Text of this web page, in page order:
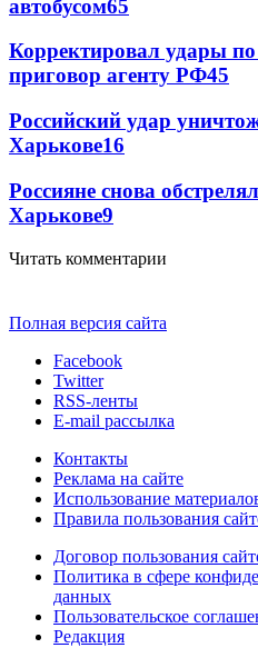
автобусом65
Корректировал удары
приговор агенту РФ45
Российский удар
Харькове16
Россияне снова
Харькове9
Читать комментарии
Полная версия сайта
Facebook
Twitter
RSS-ленты
E-mail рассылка
Контакты
Реклама на сайте
Использование
Правила пользования
Договор пользования
Политика в сфере
данных
Пользовательское
Редакция